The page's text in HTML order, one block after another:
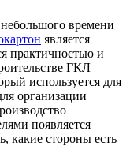
времени
является
практичностью и
ГКЛ
используется для
организации
появляется
какие стороны есть